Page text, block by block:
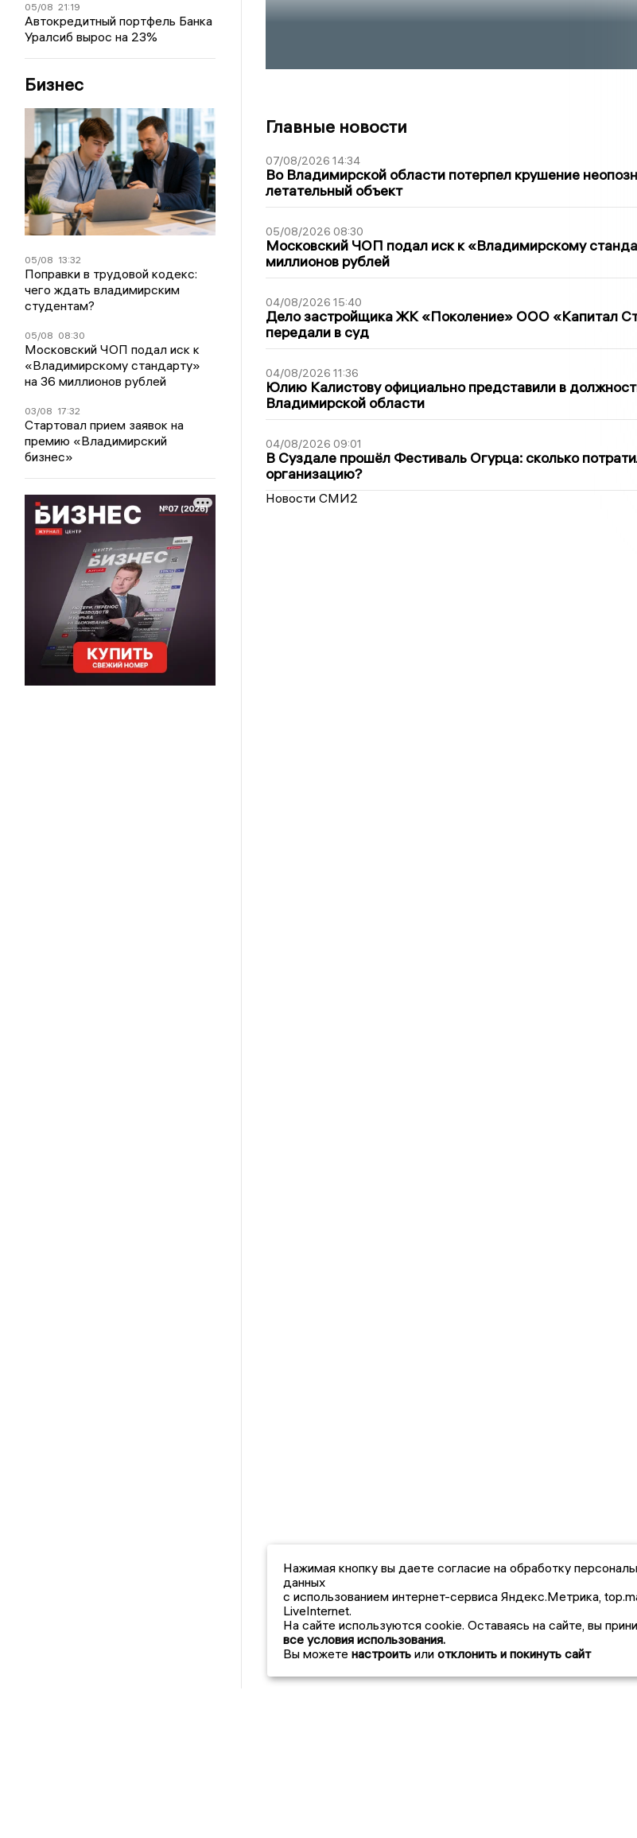
05/08 21:19
Автокредитный портфель Банка
Уралсиб вырос на 23%
Бизнес
05/08 13:32
Поправки в трудовой кодекс:
чего ждать владимирским
студентам?
05/08 08:30
Московский ЧОП подал иск к
«Владимирскому стандарту»
на 36 миллионов рублей
03/08 17:32
Стартовал прием заявок на
премию «Владимирский
бизнес»
Главные новости
07/08/2026 14:34
Во Владимирской области потерпел крушение
летательный объект
05/08/2026 08:30
Московский ЧОП подал иск к «Владимирскому
миллионов рублей
04/08/2026 15:40
Дело застройщика ЖК «Поколение» ООО «Капитал
передали в суд
04/08/2026 11:36
Юлию Калистову официально представили в
Владимирской области
04/08/2026 09:01
В Суздале прошёл Фестиваль Огурца: сколько
организацию?
Новости СМИ2
Нажимая кнопку вы даете согласие на обработку
данных
с использованием интернет-сервиса Яндекс.Метрика,
LiveInternet.
На сайте используются cookie. Оставаясь на сайте, вы
все условия использования.
Вы можете настроить или отклонить и покинуть сайт